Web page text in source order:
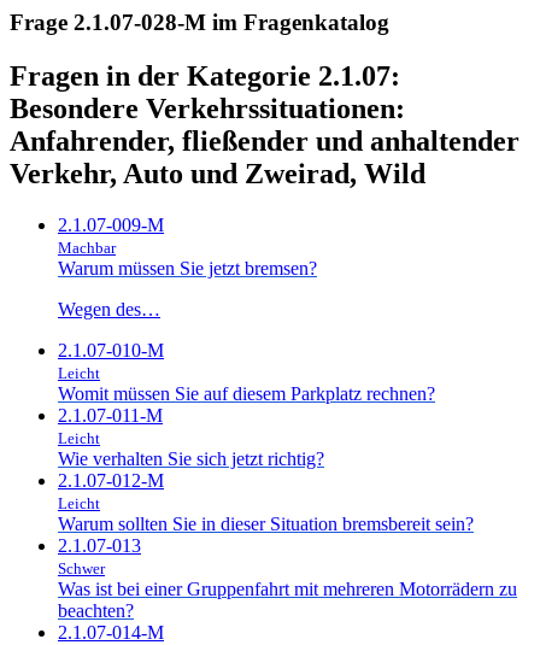
Frage 2.1.07-028-M im Fragenkatalog
Fragen in der Kategorie 2.1.07:
Besondere Verkehrssituationen:
Anfahrender, fließender und anhaltender
Verkehr, Auto und Zweirad, Wild
2.1.07-009-M
Machbar
Warum müssen Sie jetzt bremsen?
Wegen des…
2.1.07-010-M
Leicht
Womit müssen Sie auf diesem Parkplatz rechnen?
2.1.07-011-M
Leicht
Wie verhalten Sie sich jetzt richtig?
2.1.07-012-M
Leicht
Warum sollten Sie in dieser Situation bremsbereit sein?
2.1.07-013
Schwer
Was ist bei einer Gruppenfahrt mit mehreren Motorrädern zu
beachten?
2.1.07-014-M